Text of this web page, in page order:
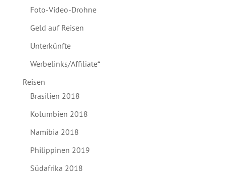
Foto-Video-Drohne
Geld auf Reisen
Unterkünfte
Werbelinks/Affiliate*
Reisen
Brasilien 2018
Kolumbien 2018
Namibia 2018
Philippinen 2019
Südafrika 2018